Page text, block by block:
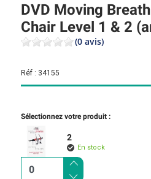
DVD Moving
Chair Level 1 & 2
(0 avis)
Réf : 34155
Sélectionnez votre produit :
2
En stock